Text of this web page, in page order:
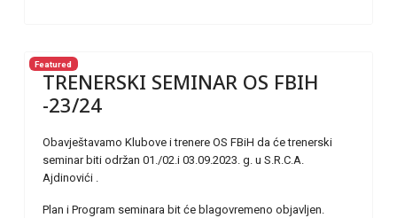
Featured
TRENERSKI SEMINAR OS FBIH
-23/24
Obavještavamo Klubove i trenere OS FBiH da će trenerski
seminar biti održan 01./02.i 03.09.2023. g. u S.R.C.A.
Ajdinovići .
Plan i Program seminara bit će blagovremeno objavljen.